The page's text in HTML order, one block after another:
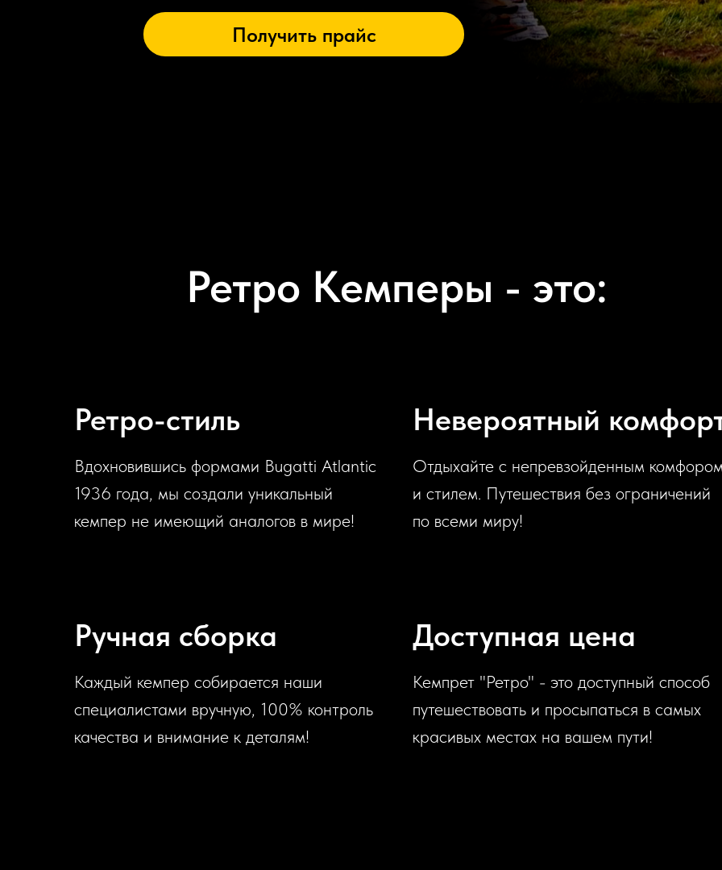
Получить прайс
Ретро Кемперы - это:
Ретро-стиль
Вдохновившись формами Bugatti Atlantic
1936 года, мы создали уникальный
кемпер не имеющий аналогов в мире!
Невероятный
Отдыхайте с непревзойденным
и стилем. Путешествия без ограничений
по всеми миру!
Ручная сборка
Каждый кемпер собирается наши
специалистами вручную, 100% контроль
качества и внимание к деталям!
Доступная цена
Кемпрет "Ретро" - это доступный способ
путешествовать и просыпаться в самых
красивых местах на вашем пути!